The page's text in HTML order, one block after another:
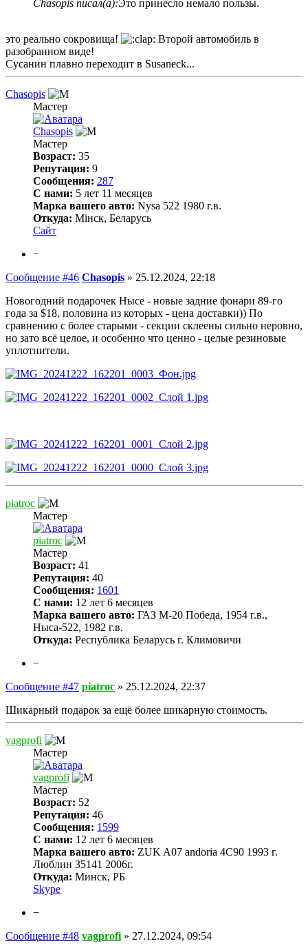
Chasopis писал(а):Это принесло немало пользы.
это реально сокровища!
Второй автомобиль в
разобранном виде!
Сусанин плавно переходит в Susaneck...
Chasopis
Мастер
Chasopis
Мастер
Возраст: 35
Репутация: 9
Сообщения: 287
С нами: 5 лет 11 месяцев
Марка вашего авто: Nysa 522 1980 г.в.
Откуда: Мінск, Беларусь
Сайт
−
Сообщение #46 Chasopis » 25.12.2024, 22:18
Новогодний подарочек Нысе - новые задние фонари 89-го
года за $18, половина из которых - цена доставки)) По
сравнению с более старыми - секции склеены сильно неровно,
но зато всё целое, и особенно что ценно - целые резиновые
уплотнители.
piatroc
Мастер
piatroc
Мастер
Возраст: 41
Репутация: 40
Сообщения: 1601
С нами: 12 лет 6 месяцев
Марка вашего авто: ГАЗ М-20 Победа, 1954 г.в.,
Ныса-522, 1982 г.в.
Откуда: Республика Беларусь г. Климовичи
−
Сообщение #47 piatroc » 25.12.2024, 22:37
Шикарный подарок за ещё более шикарную стоимость.
vagprofi
Мастер
vagprofi
Мастер
Возраст: 52
Репутация: 46
Сообщения: 1599
С нами: 12 лет 6 месяцев
Марка вашего авто: ZUK A07 andoria 4C90 1993 г.
Люблин 35141 2006г.
Откуда: Минск, РБ
Skype
−
Сообщение #48 vagprofi » 27.12.2024, 09:54